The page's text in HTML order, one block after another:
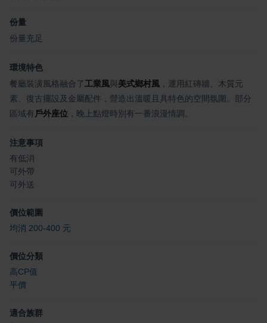
份量
份量充足
環境特色
餐廳裝潢風格融合了工業風與美式鄉村風 ，運用紅磚牆、木質元
素、復古擺設及金屬配件，營造出溫暖且具特色的空間氛圍。部分
區域有 戶外座位 ，晚上點燈時別有一番浪漫情調。
注意事項
有低消
可外帶
可外送
價位範圍
均消 200-400 元
價位分類
高CP值
平價
適合族群